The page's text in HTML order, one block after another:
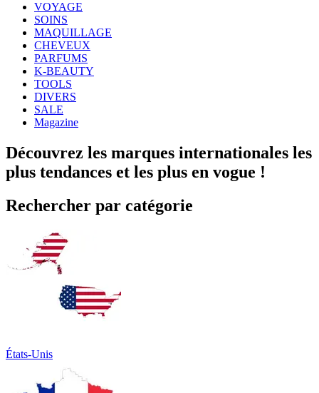
VOYAGE
SOINS
MAQUILLAGE
CHEVEUX
PARFUMS
K-BEAUTY
TOOLS
DIVERS
SALE
Magazine
Découvrez les marques internationales les
plus tendances et les plus en vogue !
Rechercher par catégorie
États-Unis